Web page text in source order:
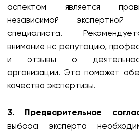
аспектом является
независимой
специалиста.
внимание на репутацию,
и отзывы о
организации. Это поможет
качество экспертизы.
3. Предварительное
выбора эксперта